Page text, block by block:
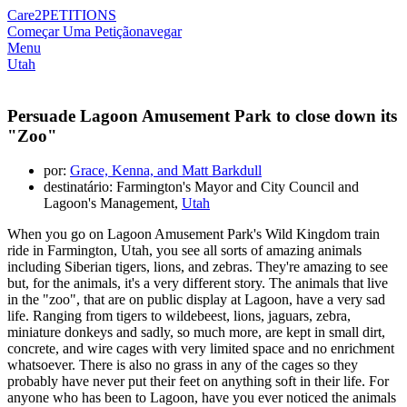
Care2PETITIONS
Começar Uma Petiçãonavegar
Menu
Utah
Persuade Lagoon Amusement Park to close down its
"Zoo"
por: Grace, Kenna, and Matt Barkdull
destinatário: Farmington's Mayor and City Council and
Lagoon's Management, Utah
When you go on Lagoon Amusement Park's Wild Kingdom train
ride in Farmington, Utah, you see all sorts of amazing animals
including Siberian tigers, lions, and zebras. They're amazing to see
but, for the animals, it's a very different story. The animals that live
in the "zoo", that are on public display at Lagoon, have a very sad
life. Ranging from tigers to wildebeest, lions, jaguars, zebra,
miniature donkeys and sadly, so much more, are kept in small dirt,
concrete, and wire cages with very limited space and no enrichment
whatsoever. There is also no grass in any of the cages so they
probably have never put their feet on anything soft in their life. For
anyone who has been to Lagoon, have you ever noticed the animals